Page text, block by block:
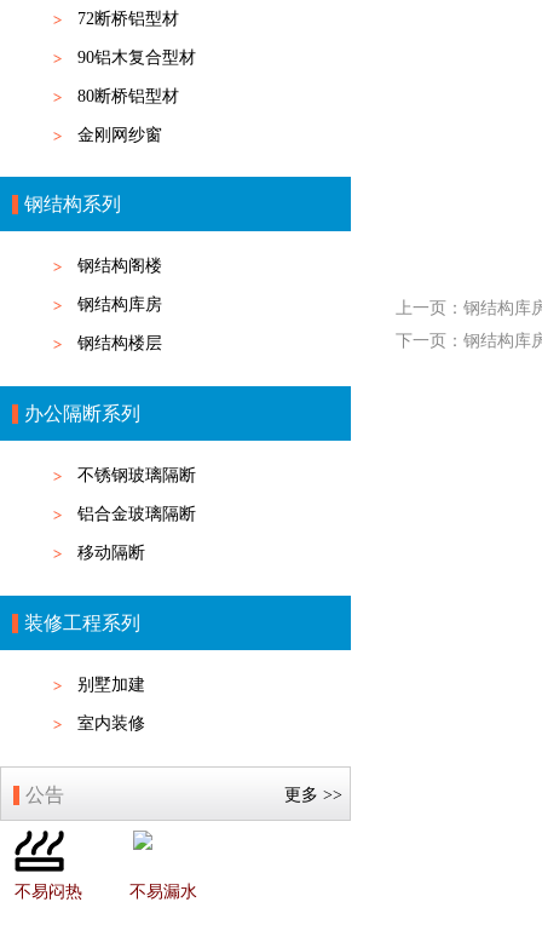
72断桥铝型材
90铝木复合型材
80断桥铝型材
金刚网纱窗
钢结构系列
钢结构阁楼
钢结构库房
钢结构楼层
办公隔断系列
不锈钢玻璃隔断
铝合金玻璃隔断
移动隔断
装修工程系列
别墅加建
室内装修
公告 更多 >>
不易闷热 不易漏水
上一页： 钢结构库
下一页： 钢结构库